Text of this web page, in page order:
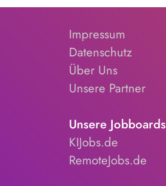
Impressum
Datenschutz
Über Uns
Unsere Partner
Unsere Jobboards
KIJobs.de
RemoteJobs.de